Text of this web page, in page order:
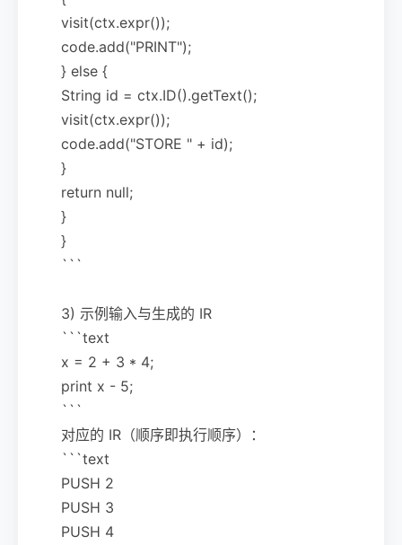
visit(ctx.expr());
code.add("PRINT");
} else {
String id = ctx.ID().getText();
visit(ctx.expr());
code.add("STORE " + id);
}
return null;
}
}
```
3) 示例输入与生成的 IR
```text
x = 2 + 3 * 4;
print x - 5;
```
对应的 IR（顺序即执行顺序）：
```text
PUSH 2
PUSH 3
PUSH 4